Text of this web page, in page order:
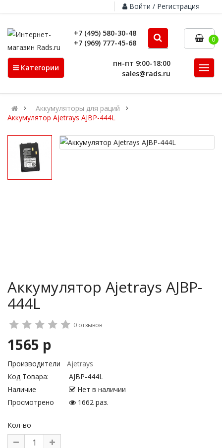
Войти / Регистрация
+7 (495) 580-30-48
+7 (969) 777-45-68
0
Категории
пн-пт 9:00-18:00
sales@rads.ru
Аккумуляторы для раций
Аккумулятор Ajetrays AJBP-444L
Аккумулятор Ajetrays AJBP-
444L
0 отзывов
1565 р
Производители
Ajetrays
Код Товара:
AJBP-444L
Наличие
Нет в наличии
Просмотрено
1662 раз.
Кол-во